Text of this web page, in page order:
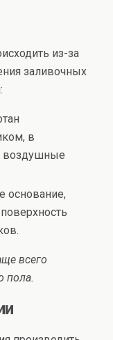
из-за
заливочных
в
воздушные
основание,
всего
пола.